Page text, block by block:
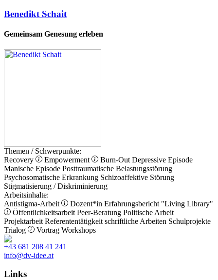
Benedikt Schait
Gemeinsam Genesung erleben
Themen / Schwerpunkte:
Recovery
Empowerment Burn-Out Depressive Episode
Manische Episode Posttraumatische Belastungsstörung
Psychosomatische Erkrankung Schizoaffektive Störung
Stigmatisierung / Diskriminierung
Arbeitsinhalte:
Antistigma-Arbeit
Dozent*in Erfahrungsbericht "Living Library"
Öffentlichkeitsarbeit Peer-Beratung Politische Arbeit
Projektarbeit Referententätigkeit schriftliche Arbeiten Schulprojekte
Trialog
Vortrag Workshops
+43 681 208 41 241
info@dv-idee.at
Links